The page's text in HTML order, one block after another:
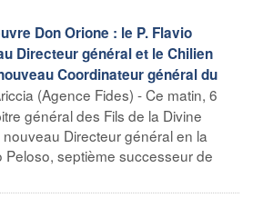
Don Orione : le P. Flavio
Directeur général et le Chilien
Coordinateur général du
(Agence Fides) - Ce matin, 6
général des Fils de la Divine
Directeur général en la
Peloso, septième successeur de